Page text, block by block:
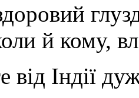
й кому,
від Індії